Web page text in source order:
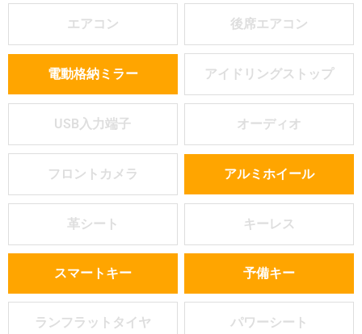
エアコン 後席エアコン
電動格納ミラー アイドリングストップ
USB入力端子 オーディオ
フロントカメラ アルミホイール
革シート キーレス
スマートキー 予備キー
ランフラットタイヤ パワーシート